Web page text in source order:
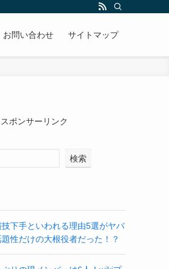
お問い合わせ サイトマップ
スポンサーリンク
検索
下手といわれる理由5選がヤバ
性だけの大根役者だった！？